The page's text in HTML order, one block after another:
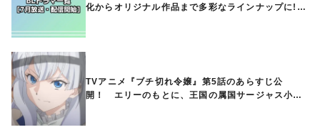
化からオリジナル作品まで多彩なラインナップに!!
TVアニメ『ブチ切れ令嬢』第5話のあらすじ公
開！ エリーのもとに、王国の属国サージャス小王